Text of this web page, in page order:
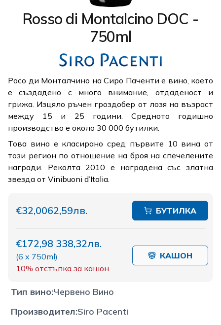
Rosso di Montalcino DOC -
750ml
Росо ди Монталчино на Сиро Паченти е вино, което
е създадено с много внимание, отдаденост и
грижа. Изцяло ръчен гроздобер от лозя на възраст
между 15 и 25 години. Средното годишно
производство е около 30 000 бутилки.
Това вино е класирано сред първите 10 вина от
този регион по отношение на броя на спечелените
награди. Реколта 2010 е наградена със златна
звезда от Vinibuoni d’Italia.
€32,0062,59лв. БУТИЛКА
€172,98 338,32лв.
(6 x 750ml)
10% отстъпка за кашон
КАШОН
Тип вино:Червено Вино
Производител:Siro Pacenti